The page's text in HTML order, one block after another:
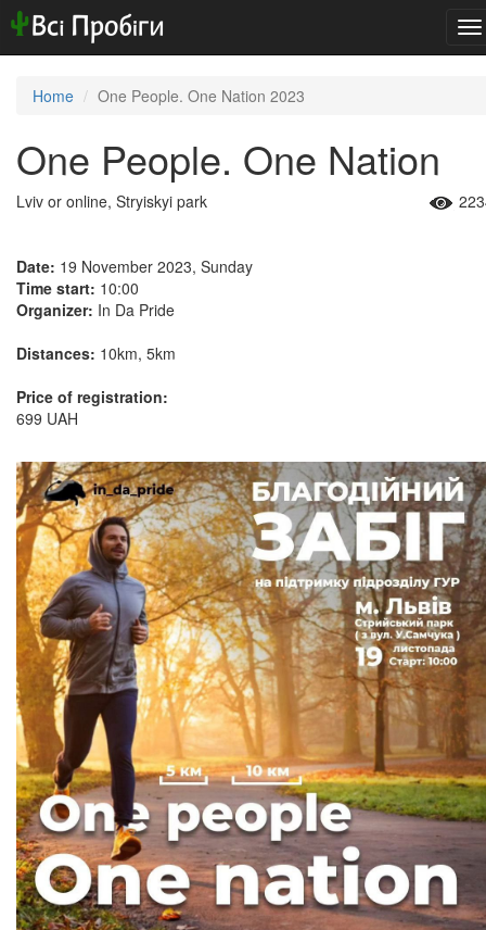
Home One People. One Nation 2023
One People. One Nation
Lviv or online, Stryiskyi park
Date: 19 November 2023, Sunday
Time start: 10:00
Organizer: In Da Pride
Distances: 10km, 5km
Price of registration:
699 UAH